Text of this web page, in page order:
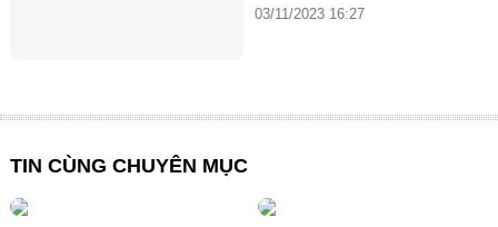
03/11/2023 16:27
TIN CÙNG CHUYÊN MỤC